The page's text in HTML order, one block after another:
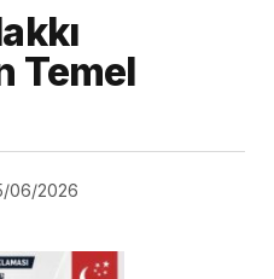
Temel
06/2026